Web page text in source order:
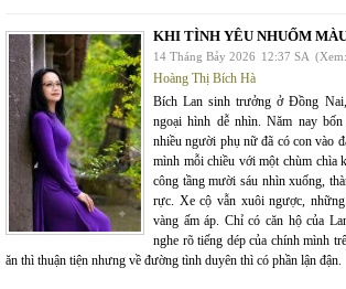
KHI TÌNH YÊU NHUỐM
14 Tháng Bảy 2026 12:37 SA
Hoàng Thị Bích Hà
Bích Lan sinh trưởng ở Đồng
ngoại hình dễ nhìn. Năm nay
nhiều người phụ nữ đã có con vào
mình mỗi chiều với một chùm chìa
công tầng mười sáu nhìn xuống,
rực. Xe cộ vẫn xuôi ngược,
vàng ấm áp. Chỉ có căn hộ của
nghe rõ tiếng dép của chính mình
ăn thì thuận tiện nhưng về đường tình duyên thì có phần lận đận.